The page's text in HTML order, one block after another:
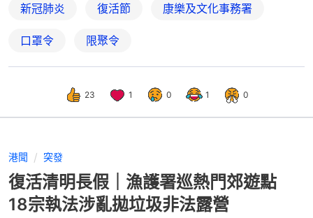
新冠肺炎 復活節 康樂及文化事務署
口罩令 限聚令
23 1 0 1 0
港聞 突發
復活清明長假｜漁護署巡熱門郊遊點
18宗執法涉亂拋垃圾非法露營